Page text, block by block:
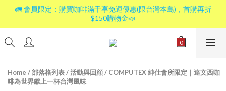
🚛 會員限定：購買咖啡滿千享免運優惠(限台灣本島)，首購再折
$150購物金📣
Home /部落格列表/活動與回顧/ COMPUTEX 紳仕會所限定｜達文西咖
啡為世界獻上一杯台灣風味